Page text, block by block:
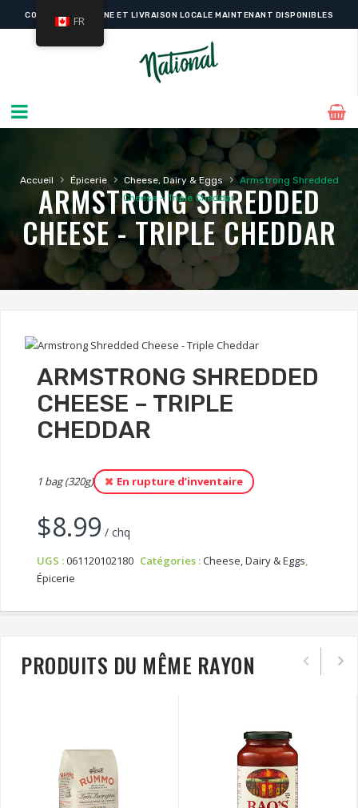
COMMANDE EN LIGNE ET LIVRAISON LOCALE MAINTENANT DISPONIBLES
Accueil › Épicerie › Cheese, Dairy & Eggs ›
Armstrong Shredded
Cheese – Triple Cheddar
ARMSTRONG SHREDDED
CHEESE - TRIPLE CHEDDAR
ARMSTRONG SHREDDED
CHEESE – TRIPLE
CHEDDAR
1 bag (320g) En rupture d’inventaire
$8.99 / chq
UGS :061120102180 Catégories :Cheese, Dairy & Eggs
Épicerie
PRODUITS DU MÊME RAYON
FR